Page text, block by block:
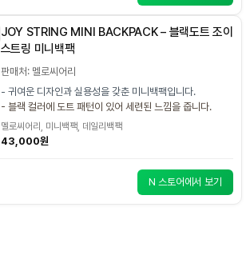
JOY STRING MINI BACKPACK – 블랙도트 조이
스트링 미니백팩
판매처: 멜로씨어리
- 귀여운 디자인과 실용성을 갖춘 미니백팩입니다.
- 블랙 컬러에 도트 패턴이 있어 세련된 느낌을 줍니다.
멜로씨어리, 미니백팩, 데일리백팩
43,000원
N 스토어에서 보기